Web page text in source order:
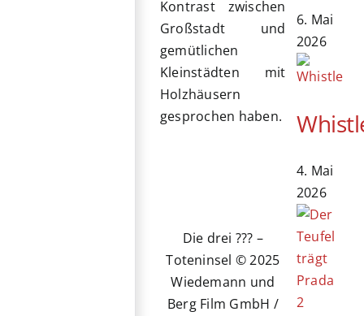
Kontrast zwischen
Großstadt und
gemütlichen
Kleinstädten mit
Holzhäusern
gesprochen haben.
Die drei ??? –
Toteninsel © 2025
Wiedemann und
Berg Film GmbH /
6. Mai
2026
4. Mai
2026